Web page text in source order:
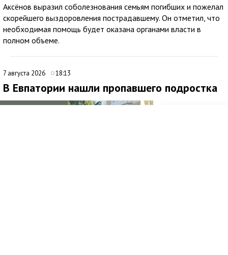
Аксёнов выразил соболезнования семьям погибших и пожелал
скорейшего выздоровления пострадавшему. Он отметил, что
необходимая помощь будет оказана органами власти в
полном объеме.
7 августа 2026 18:13
В Евпатории нашли пропавшего подростка